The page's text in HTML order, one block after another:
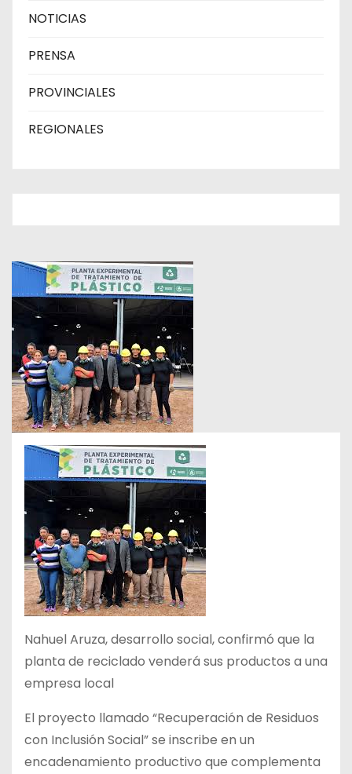
NOTICIAS
PRENSA
PROVINCIALES
REGIONALES
Nahuel Aruza, desarrollo social, confirmó que la
planta de reciclado venderá sus productos a una
empresa local
El proyecto llamado “Recuperación de Residuos
con Inclusión Social” se inscribe en un
encadenamiento productivo que complementa